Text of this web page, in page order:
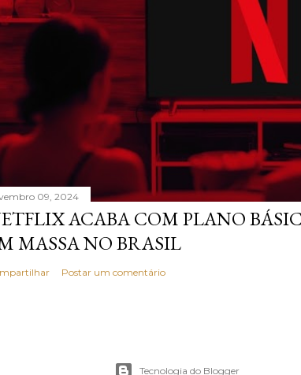
09, 2024
ACABA COM PLANO
MASSA NO BRASIL
Postar um comentário
Tecnologia do Blogger